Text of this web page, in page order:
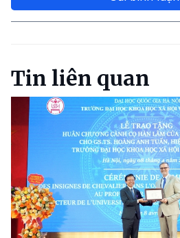
Tin liên quan